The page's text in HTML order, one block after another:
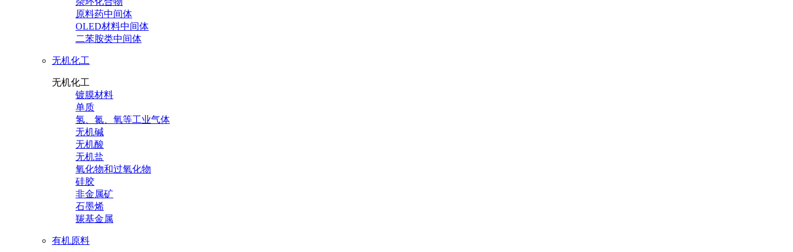
原料药中间体
OLED材料中间体
二苯胺类中间体
无机化工
无机化工
镀膜材料
单质
氢、氮、氧等工业气体
无机碱
无机酸
无机盐
氧化物和过氧化物
硅胶
非金属矿
石墨烯
羰基金属
有机原料